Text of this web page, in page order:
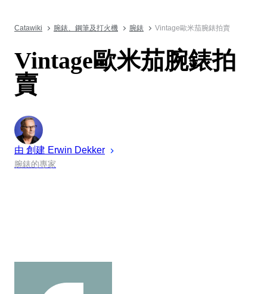
Catawiki 腕錶、鋼筆及打火機 腕錶 Vintage歐米茄腕錶拍賣
Vintage歐米茄腕錶拍
賣
由 創建 Erwin Dekker
腕錶的專家